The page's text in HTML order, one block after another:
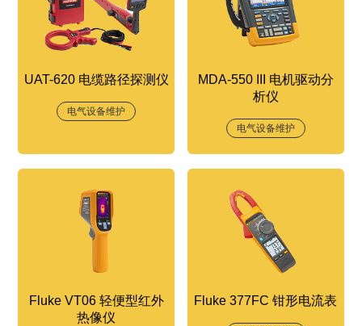
UAT-620 电缆路径探测仪
电气设备维护
MDA-550 III 电机驱动分
析仪
电气设备维护
Fluke VT06 轻便型红外
热像仪
Fluke 377FC 钳形电流表